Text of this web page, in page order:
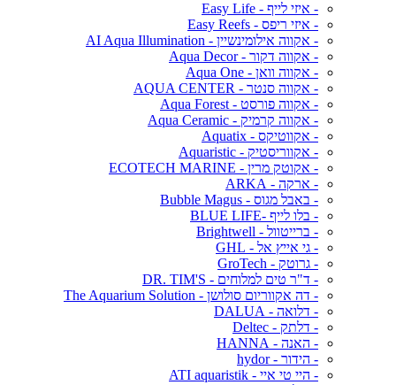
- איזי לייף - Easy Life
- איזי ריפס - Easy Reefs
- אקווה אילומינשיין - AI Aqua Illumination
- אקווה דקור - Aqua Decor
- אקווה וואן - Aqua One
- אקווה סנטר - AQUA CENTER
- אקווה פורסט - Aqua Forest
- אקווה קרמיק - Aqua Ceramic
- אקווטיקס - Aquatix
- אקווריסטיק - Aquaristic
- אקוטק מרין - ECOTECH MARINE
- ארקה - ARKA
- באבל מגוס - Bubble Magus
- בלו לייף -BLUE LIFE
- ברייטוול - Brightwell
- גי אייץ אל - GHL
- גרוטק - GroTech
- ד"ר טים למלוחים - DR. TIM'S
- דה אקווריום סולושן - The Aquarium Solution
- דלואה - DALUA
- דלתק - Deltec
- האנה - HANNA
- הידור - hydor
- היי טי איי - ATI aquaristik